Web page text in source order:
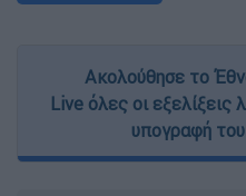
Ακολούθησε το
Live όλες οι
υπογραφή